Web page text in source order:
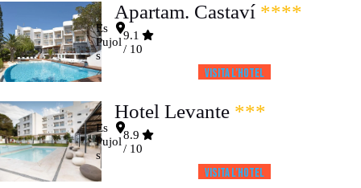
Apartam. Castaví ****
Es
Pujol
s
9.1
/ 10
Visita l’HOTEL
Hotel Levante ***
Es
Pujol
s
8.9
/ 10
Visita l’HOTEL